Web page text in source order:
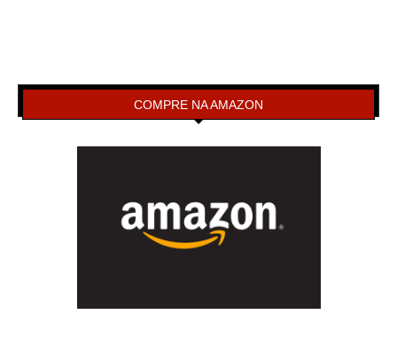
COMPRE NA AMAZON